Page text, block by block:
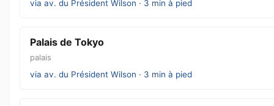
via av. du Président Wilson · 3 min à pied
Palais de Tokyo
palais
via av. du Président Wilson · 3 min à pied